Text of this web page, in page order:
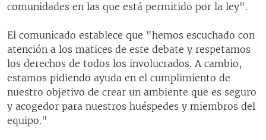
comunidades en las que está permitido por la ley".
El comunicado establece que "hemos escuchado con
atención a los matices de este debate y respetamos
los derechos de todos los involucrados. A cambio,
estamos pidiendo ayuda en el cumplimiento de
nuestro objetivo de crear un ambiente que es seguro
y acogedor para nuestros huéspedes y miembros del
equipo."